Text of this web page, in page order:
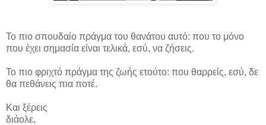
Το πιο σπουδαίο πράγμα του θανάτου αυτό: που το μόνο
που έχει σημασία είναι τελικά, εσύ, να ζήσεις.
Το πιο φριχτό πράγμα της ζωής ετούτο: που θαρρείς, εσύ, δε
θα πεθάνεις πια ποτέ.
Και ξέρεις
διάολε,